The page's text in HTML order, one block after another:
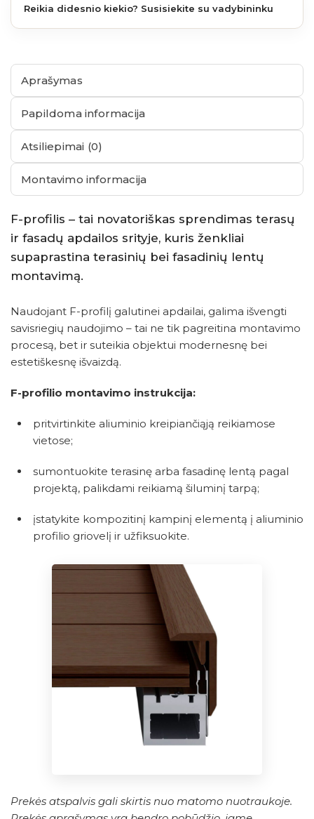
Reikia didesnio kiekio? Susisiekite su vadybininku
Aprašymas
Papildoma informacija
Atsiliepimai (0)
Montavimo informacija
F-profilis – tai novatoriškas sprendimas terasų
ir fasadų apdailos srityje, kuris ženkliai
supaprastina terasinių bei fasadinių lentų
montavimą.
Naudojant F-profilį galutinei apdailai, galima išvengti
savisriegių naudojimo – tai ne tik pagreitina montavimo
procesą, bet ir suteikia objektui modernesnę bei
estetiškesnę išvaizdą.
F-profilio montavimo instrukcija:
pritvirtinkite aliuminio kreipiančiąją reikiamose
vietose;
sumontuokite terasinę arba fasadinę lentą pagal
projektą, palikdami reikiamą šiluminį tarpą;
įstatykite kompozitinį kampinį elementą į aliuminio
profilio griovelį ir užfiksuokite.
Prekės atspalvis gali skirtis nuo matomo nuotraukoje.